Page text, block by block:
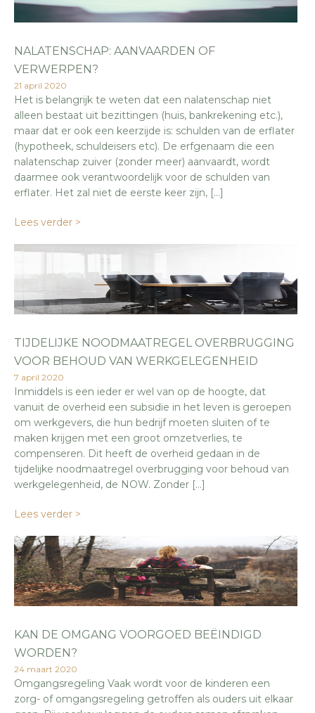
NALATENSCHAP: AANVAARDEN OF
VERWERPEN?
21 april 2020
Het is belangrijk te weten dat een nalatenschap niet
alleen bestaat uit bezittingen (huis, bankrekening etc.),
maar dat er ook een keerzijde is: schulden van de erflater
(hypotheek, schuldeisers etc). De erfgenaam die een
nalatenschap zuiver (zonder meer) aanvaardt, wordt
daarmee ook verantwoordelijk voor de schulden van
erflater. Het zal niet de eerste keer zijn, […]
Lees verder >
TIJDELIJKE NOODMAATREGEL OVERBRUGGING
VOOR BEHOUD VAN WERKGELEGENHEID
7 april 2020
Inmiddels is een ieder er wel van op de hoogte, dat
vanuit de overheid een subsidie in het leven is geroepen
om werkgevers, die hun bedrijf moeten sluiten of te
maken krijgen met een groot omzetverlies, te
compenseren. Dit heeft de overheid gedaan in de
tijdelijke noodmaatregel overbrugging voor behoud van
werkgelegenheid, de NOW. Zonder […]
Lees verder >
KAN DE OMGANG VOORGOED BEËINDIGD
WORDEN?
24 maart 2020
Omgangsregeling Vaak wordt voor de kinderen een
zorg- of omgangsregeling getroffen als ouders uit elkaar